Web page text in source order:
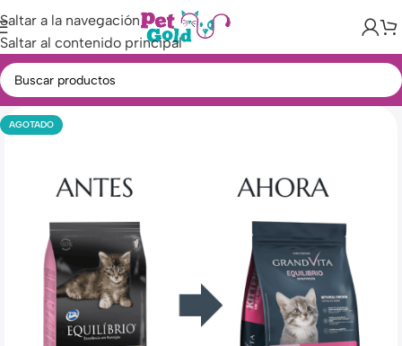
Saltar a la navegación
Saltar al contenido principal
AGOTADO